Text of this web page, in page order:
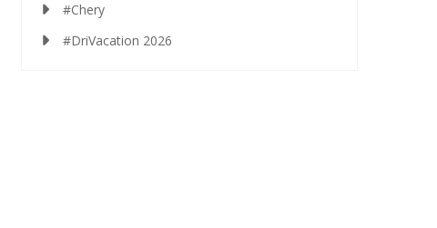
#Chery
#DriVacation 2026